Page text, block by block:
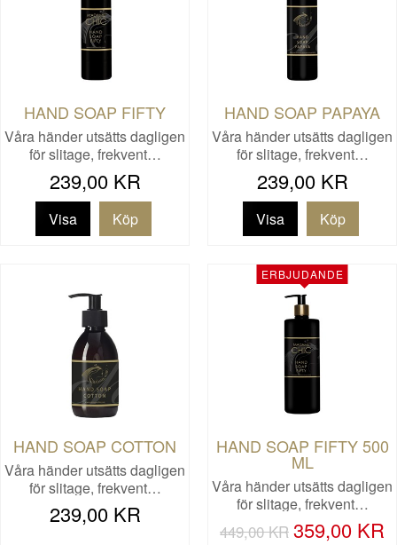
HAND SOAP FIFTY
Våra händer utsätts dagligen
för slitage, frekvent…
239,00 KR
Visa
HAND SOAP PAPAYA
Våra händer utsätts dagligen
för slitage, frekvent…
239,00 KR
Visa
HAND SOAP COTTON
Våra händer utsätts dagligen
för slitage, frekvent…
239,00 KR
ERBJUDANDE
HAND SOAP FIFTY 500
ML
Våra händer utsätts dagligen
för slitage, frekvent…
449,00 KR 359,00 KR